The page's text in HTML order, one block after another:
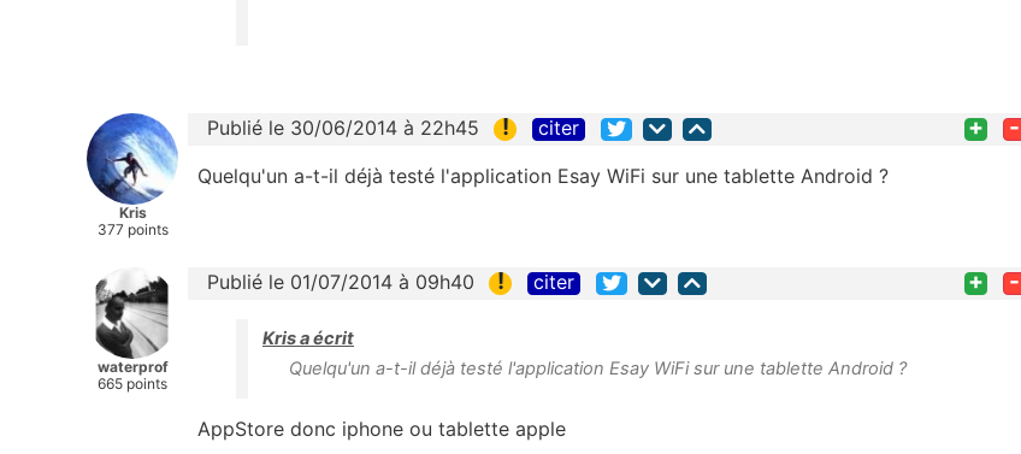
Kris
377 points
Publié le 30/06/2014 à 22h45 ! citer + -
Quelqu'un a-t-il déjà testé l'application Esay WiFi sur une tablette Android ?
waterprof
665 points
Publié le 01/07/2014 à 09h40 ! citer + -
Kris a écrit
Quelqu'un a-t-il déjà testé l'application Esay WiFi sur une tablette Android ?
AppStore donc iphone ou tablette apple